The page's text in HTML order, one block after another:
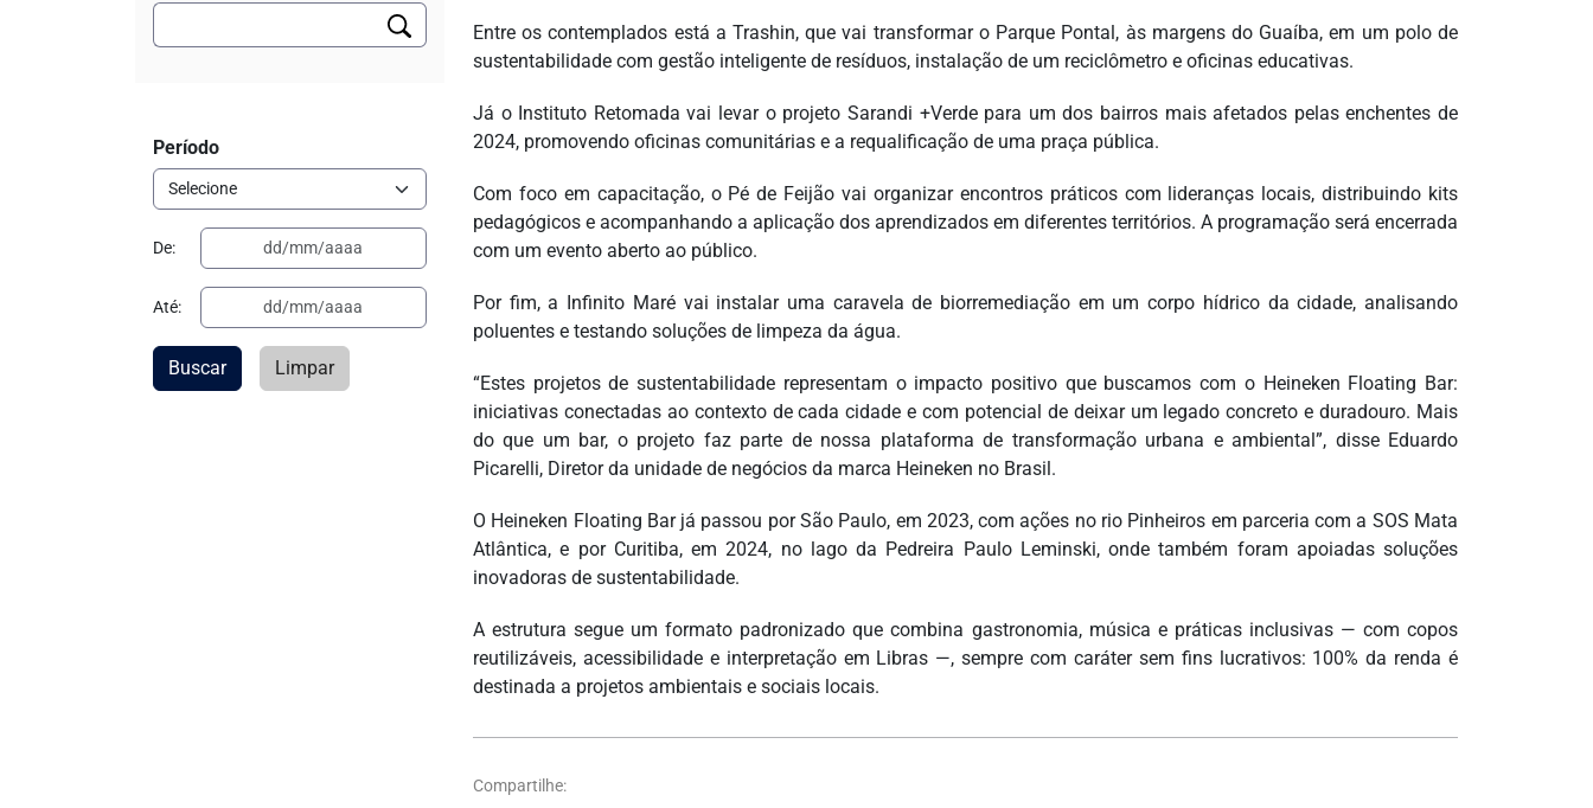
Entre os contemplados está a Trashin, que vai transformar o Parque Pontal, às margens do Guaíba, em um polo de
sustentabilidade com gestão inteligente de resíduos, instalação de um reciclômetro e oficinas educativas.
Já o Instituto Retomada vai levar o projeto Sarandi +Verde para um dos bairros mais afetados pelas enchentes de
2024, promovendo oficinas comunitárias e a requalificação de uma praça pública.
Com foco em capacitação, o Pé de Feijão vai organizar encontros práticos com lideranças locais, distribuindo kits
pedagógicos e acompanhando a aplicação dos aprendizados em diferentes territórios. A programação será encerrada
com um evento aberto ao público.
Por fim, a Infinito Maré vai instalar uma caravela de biorremediação em um corpo hídrico da cidade, analisando
poluentes e testando soluções de limpeza da água.
“Estes projetos de sustentabilidade representam o impacto positivo que buscamos com o Heineken Floating Bar:
iniciativas conectadas ao contexto de cada cidade e com potencial de deixar um legado concreto e duradouro. Mais
do que um bar, o projeto faz parte de nossa plataforma de transformação urbana e ambiental”, disse Eduardo
Picarelli, Diretor da unidade de negócios da marca Heineken no Brasil.
O Heineken Floating Bar já passou por São Paulo, em 2023, com ações no rio Pinheiros em parceria com a SOS Mata
Atlântica, e por Curitiba, em 2024, no lago da Pedreira Paulo Leminski, onde também foram apoiadas soluções
inovadoras de sustentabilidade.
A estrutura segue um formato padronizado que combina gastronomia, música e práticas inclusivas — com copos
reutilizáveis, acessibilidade e interpretação em Libras —, sempre com caráter sem fins lucrativos: 100% da renda é
destinada a projetos ambientais e sociais locais.
Compartilhe:
Período
De:
Até:
Buscar Limpar